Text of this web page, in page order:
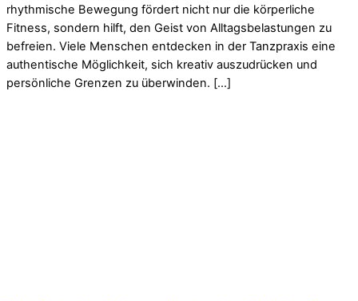
rhythmische Bewegung fördert nicht nur die körperliche
Fitness, sondern hilft, den Geist von Alltagsbelastungen zu
befreien. Viele Menschen entdecken in der Tanzpraxis eine
authentische Möglichkeit, sich kreativ auszudrücken und
persönliche Grenzen zu überwinden. […]